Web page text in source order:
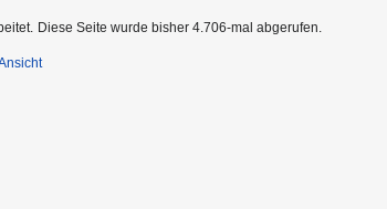
Diese Seite wurde bisher 4.706-mal abgerufen.